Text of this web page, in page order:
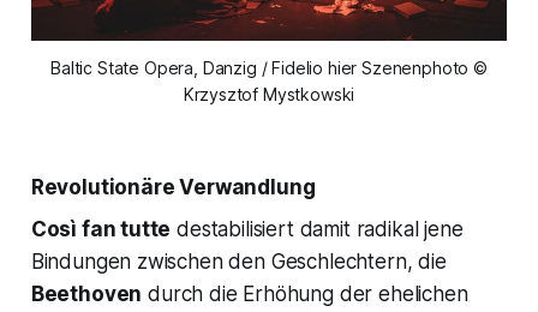
Baltic State Opera, Danzig / Fidelio hier Szenenphoto ©
Krzysztof Mystkowski
Revolutionäre Verwandlung
Così fan tutte destabilisiert damit radikal jene
Bindungen zwischen den Geschlechtern, die
Beethoven durch die Erhöhung der ehelichen